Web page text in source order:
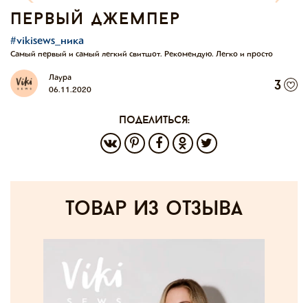
первый джемпер
#vikisews_ника
Самый первый и самый легкий свитшот. Рекомендую. Легко и просто
Лаура
06.11.2020
3
поделиться:
товар из отзыва